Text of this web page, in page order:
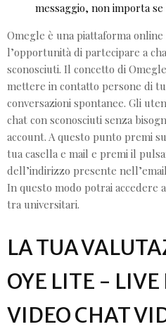
messaggio, non importa
Omegle è una piattaforma
l’opportunità di partecipare a
sconosciuti. Il concetto di
mettere in contatto persone di
conversazioni spontanee. Gli
chat con sconosciuti senza
account. A questo punto premi
tua casella e mail e premi il
dell’indirizzo presente
In questo modo potrai accedere
tra universitari.
LA TUA
OYE LITE -
VIDEO CHAT